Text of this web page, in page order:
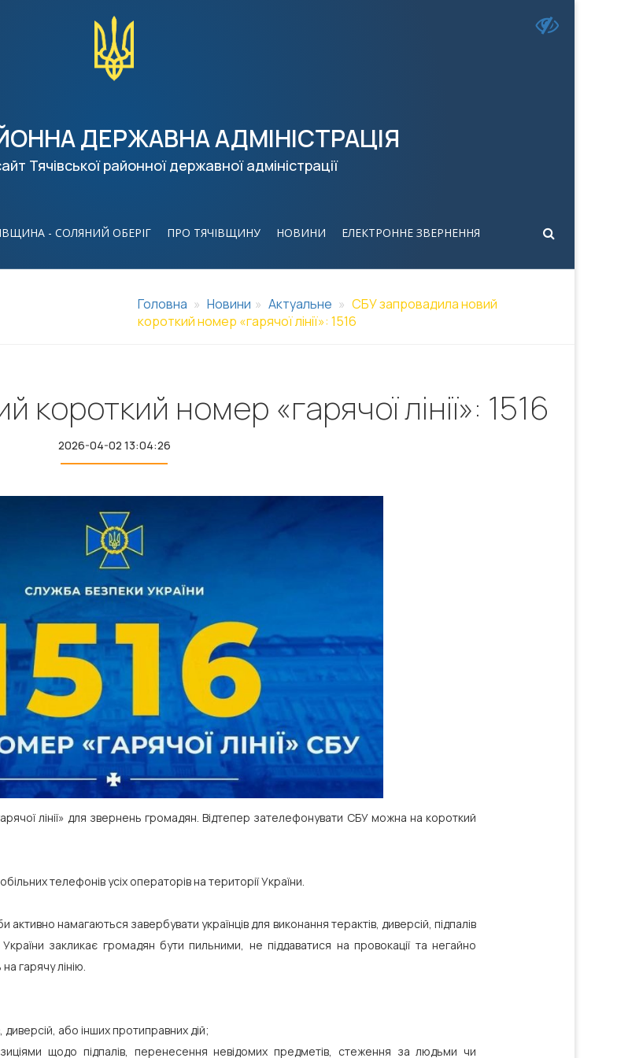
ДЕРЖАВНА АДМІНІСТРАЦІЯ
Тячівської районної державної адміністрації
- СОЛЯНИЙ ОБЕРІГ ПРО ТЯЧІВЩИНУ НОВИНИ ЕЛЕКТРОННЕ ЗВЕРНЕННЯ
Головна Новини Актуальне
СБУ запровадила новий
короткий номер «гарячої лінії»: 1516
номер «гарячої лінії»: 1516
2026-04-02 13:04:26
лінії» для звернень громадян. Відтепер зателефонувати СБУ можна на короткий
телефонів усіх операторів на території України.
намагаються завербувати українців для виконання терактів, диверсій, підпалів
закликає громадян бути пильними, не піддаватися на провокації та негайно
гарячу лінію.
або інших протиправних дій;
щодо підпалів, перенесення невідомих предметів, стеження за людьми чи